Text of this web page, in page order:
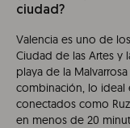
ciudad?
Valencia es uno de
Ciudad de las Artes y
playa de la
combinación, lo ideal
conectados como
en menos de 20